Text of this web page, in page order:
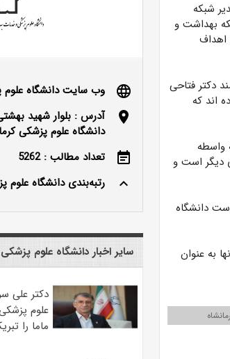
شبکه
بهداشت و
اهداف
دکتر فتاحی
اند که
واسطه
دیگر است و
دانشگاه
به عنوان
language
وب سایت دانشگاه علوم
location_on
آدرس : بلوار شهید
دانشگاه علوم پزشکی
event_note
تعداد مطالب : 5262
keyboard_arrow_up
رتبه‌بندی دانشگاه علوم
سایر اخبار دانشگاه علوم
دکتر علی
علوم
ماما را